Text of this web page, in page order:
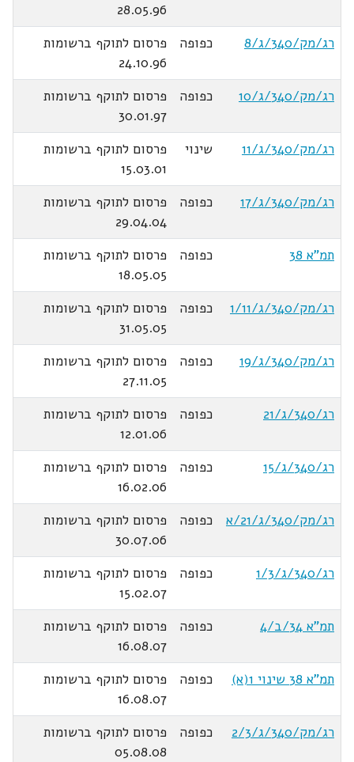
28.05.96
רג/מק/340/ג/8
כפופה
פרסום לתוקף ברשומות
24.10.96
רג/מק/340/ג/10
כפופה
פרסום לתוקף ברשומות
30.01.97
רג/מק/340/ג/11
שינוי
פרסום לתוקף ברשומות
15.03.01
רג/מק/340/ג/17
כפופה
פרסום לתוקף ברשומות
29.04.04
תמ"א 38
כפופה
פרסום לתוקף ברשומות
18.05.05
רג/מק/340/ג/1/11
כפופה
פרסום לתוקף ברשומות
31.05.05
רג/מק/340/ג/19
כפופה
פרסום לתוקף ברשומות
27.11.05
רג/340/ג/21
כפופה
פרסום לתוקף ברשומות
12.01.06
רג/340/ג/15
כפופה
פרסום לתוקף ברשומות
16.02.06
רג/מק/340/ג/21/א
כפופה
פרסום לתוקף ברשומות
30.07.06
רג/340/ג/1/3
כפופה
פרסום לתוקף ברשומות
15.02.07
תמ"א 34/ב/4
כפופה
פרסום לתוקף ברשומות
16.08.07
תמ"א 38 שינוי 1(א)
כפופה
פרסום לתוקף ברשומות
16.08.07
רג/מק/340/ג/2/3
כפופה
פרסום לתוקף ברשומות
05.08.08